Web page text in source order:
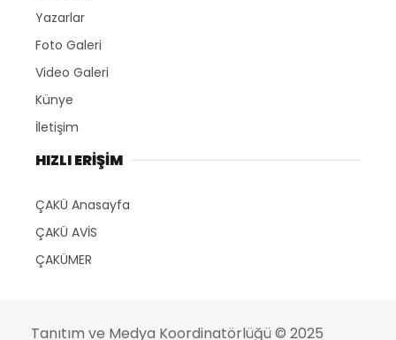
Yazarlar
Foto Galeri
Video Galeri
Künye
İletişim
HIZLI ERİŞİM
ÇAKÜ Anasayfa
ÇAKÜ AVİS
ÇAKÜMER
Tanıtım ve Medya Koordinatörlüğü © 2025